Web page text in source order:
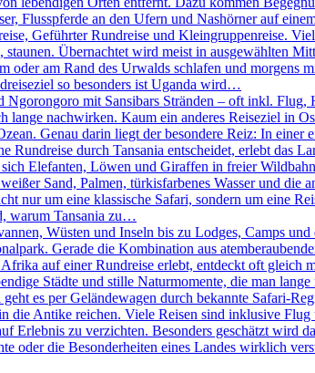
Flusspferde an den Ufern und Nashörner auf
Geführter Rundreise und Kleingruppenreise.
Übernachtet wird meist in ausgewählten
am Rand des Urwalds schlafen und morgens
so besonders ist Uganda wird…
mit Sansibars Stränden – oft inkl. Flug,
nachwirken. Kaum ein anderes Reiseziel in
Genau darin liegt der besondere Reiz: In einer
Rundreise durch Tansania entscheidet, erlebt das
Elefanten, Löwen und Giraffen in freier
Sand, Palmen, türkisfarbenes Wasser und die
nur um eine klassische Safari, sondern um eine
warum Tansania zu…
Wüsten und Inseln bis zu Lodges, Camps
Gerade die Kombination aus
auf einer Rundreise erlebt, entdeckt oft gleich
Städte und stille Naturmomente, die man
es per Geländewagen durch bekannte Safari-
die Antike reichen. Viele Reisen sind inklusive
Erlebnis zu verzichten. Besonders geschätzt wird
die Besonderheiten eines Landes wirklich